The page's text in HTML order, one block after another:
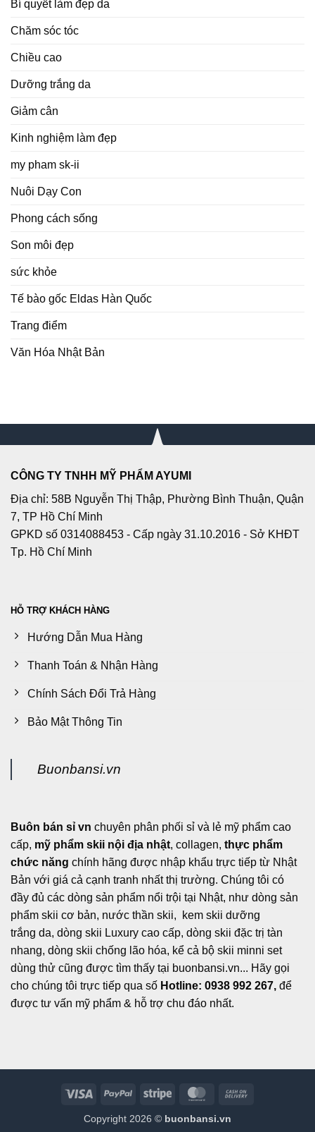
Bí quyết làm đẹp da
Chăm sóc tóc
Chiều cao
Dưỡng trắng da
Giảm cân
Kinh nghiệm làm đẹp
my pham sk-ii
Nuôi Dạy Con
Phong cách sống
Son môi đẹp
sức khỏe
Tế bào gốc Eldas Hàn Quốc
Trang điểm
Văn Hóa Nhật Bản
CÔNG TY TNHH MỸ PHẨM AYUMI
Địa chỉ: 58B Nguyễn Thị Thập, Phường Bình Thuận, Quận
7, TP Hồ Chí Minh
GPKD số 0314088453 - Cấp ngày 31.10.2016 - Sở KHĐT
Tp. Hồ Chí Minh
HỖ TRỢ KHÁCH HÀNG
Hướng Dẫn Mua Hàng
Thanh Toán & Nhận Hàng
Chính Sách Đổi Trả Hàng
Bảo Mật Thông Tin
Buonbansi.vn
Buôn bán sỉ vn chuyên phân phối sỉ và lẻ mỹ phẩm cao
cấp, mỹ phẩm skii nội địa nhật, collagen, thực phẩm
chức năng chính hãng được nhập khẩu trực tiếp từ Nhật
Bản với giá cả cạnh tranh nhất thị trường. Chúng tôi có
đầy đủ các dòng sản phẩm nổi trội tại Nhật, như dòng sản
phẩm skii cơ bản, nước thần skii, kem skii dưỡng
trắng da, dòng skii Luxury cao cấp, dòng skii đặc trị tàn
nhang, dòng skii chống lão hóa, kể cả bộ skii minni set
dùng thử cũng được tìm thấy tại buonbansi.vn... Hãy gọi
cho chúng tôi trực tiếp qua số Hotline: 0938 992 267, để
được tư vấn mỹ phẩm & hỗ trợ chu đáo nhất.
Visa PayPal Stripe MasterCard
Copyright 2026 © buonbansi.vn